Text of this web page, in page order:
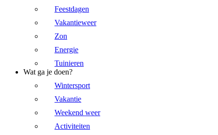
Feestdagen
Vakantieweer
Zon
Energie
Tuinieren
Wat ga je doen?
Wintersport
Vakantie
Weekend weer
Activiteiten